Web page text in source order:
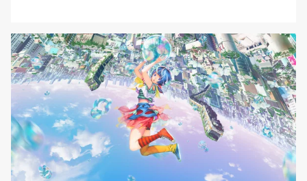
alla terza stagione della fortunata serie, che vede come
protagonista Tanjiro l’ammazzademoni. Con quasi 8 mesi
di distanza dal rilascio ufficiale, Ufotable [']